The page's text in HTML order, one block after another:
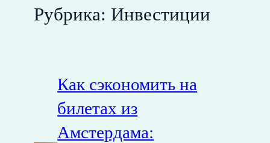
Рубрика: Инвестиции
Как сэкономить на
билетах из
Амстердама: